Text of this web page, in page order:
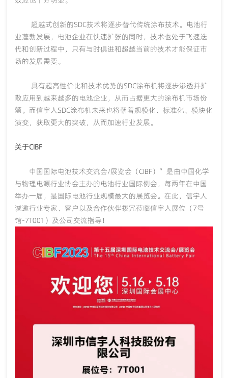
超越式创新的SDC技术将逐步替代传统涂布技术。电池行
业蓬勃发展，电池企业在快速扩张的同时，技术也处于飞速迭
代和创新过程中，只有与时俱进和超越当前的技术才能保证市
场的发展需要。
具有超高性价比和技术优势的SDC涂布机将逐步渗透并扩
散应用到越来越多的电池企业，从而占据更大的涂布机市场份
额。而信宇人SDC涂布机未来也将朝着规模化、标准化、模块化
演变，获取更大的突破，从而加速行业发展。
关于CIBF
中国国际电池技术交流会/展览会（CIBF）”是由中国化学
与物理电源行业协会主办的电池行业国际例会，每两年在中国
举办一届，是国际电池行业规模最大的展览会。在此，信宇人
诚邀行业专家、客户以及合作伙伴拨冗莅临信宇人展位（7号
馆-7T001）及公司交流指导！